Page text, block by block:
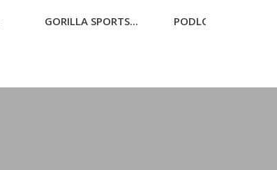
GORILLA SPORTS... PODLOŽKA NA